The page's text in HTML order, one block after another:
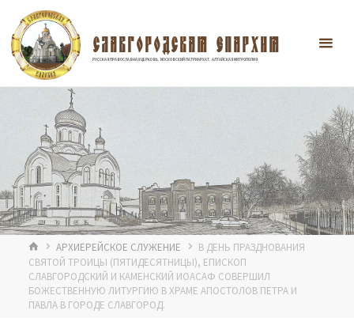
Перейти
содержимому
СЛАВГОРОДСКАЯ ЕПАРХИЯ
РУССКАЯ ПРАВОСЛАВНАЯ ЦЕРКОВЬ. МОСКОВСКИЙ ПАТРИАРХАТ. АЛТАЙСКАЯ МИТРОПОЛИЯ
ГЛАВНАЯ
АРХИЕРЕЙСКОЕ СЛУЖЕНИЕ
В ДЕНЬ ПРАЗДНОВАНИЯ
СВЯТОЙ ТРОИЦЫ (ПЯТИДЕСЯТНИЦЫ), ЕПИСКОП
СЛАВГОРОДСКИЙ И КАМЕНСКИЙ ИОАСАФ СОВЕРШИЛ
БОЖЕСТВЕННУЮ ЛИТУРГИЮ В ХРАМЕ АПОСТОЛОВ ПЕТРА И
ПАВЛА В ГОРОДЕ СЛАВГОРОД.